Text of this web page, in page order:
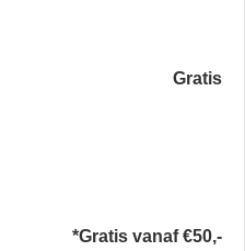
Gratis
*Gratis vanaf €50,-